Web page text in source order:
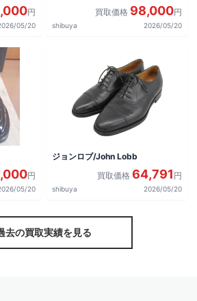
円
05/20
買取価格 98,000円
shibuya 2026/05/20
円
05/20
ジョンロブ/John Lobb
買取価格 64,791 円
shibuya 2026/05/20
去の買取実績を見る